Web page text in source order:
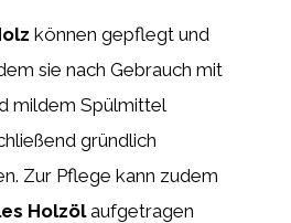
können gepflegt und
sie nach Gebrauch mit
mildem Spülmittel
gründlich
Zur Pflege kann zudem
Holzölaufgetragen